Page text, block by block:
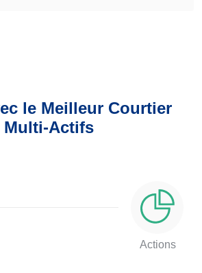
le Meilleur Courtier
Multi-Actifs
Actions